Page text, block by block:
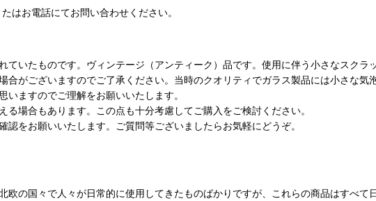
はお電話にてお問い合わせください。
ていたものです。ヴィンテージ（アンティーク）品です。使用に伴う小さなスク
がございますのでご了承ください。当時のクオリティでガラス製品には小さな気
ますのでご理解をお願いいたします。
場合もあります。この点も十分考慮してご購入をご検討ください。
をお願いいたします。ご質問等ございましたらお気軽にどうぞ。
欧の国々で人々が日常的に使用してきたものばかりですが、これらの商品はすべ